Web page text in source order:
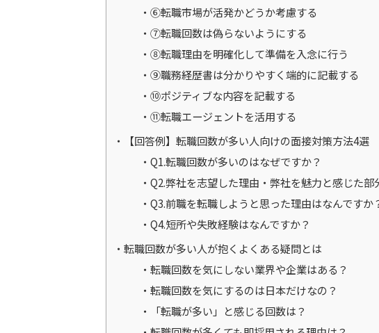
⑥転職市場が活発かどうか考慮する
⑦転職回数は偽らないようにする
⑧転職理由を明確化して準備を入念に行う
⑨職務経歴書は分かりやすく端的に記載する
⑩ポジティブな内容を記載する
⑪転職エージェントを活用する
【回答例】転職回数が多い人向けの面接対策方法4選
Q1.転職回数が多いのはなぜですか？
Q2.弊社を志望した理由・弊社を魅力と感じた部
Q3.前職を転職しようと思った理由はなんですか
Q4.短所や失敗経験はなんですか？
転職回数が多い人が抱くよくある疑問とは
転職回数を気にしない業界や企業はある？
転職回数を気にするのは日本だけなの？
「転職が多い」と感じる回数は？